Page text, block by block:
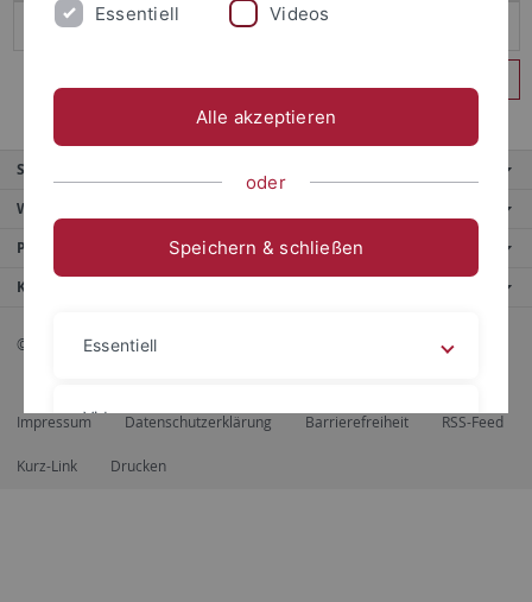
Service
Weitere Angebote
Portale
Kontaktinfo
© 2026 Eberhard Karls Universität Tübingen, Tübingen
Impressum Datenschutzerklärung Barrierefreiheit RSS-Feed
Kurz-Link Drucken
Essentiell Videos
Alle akzeptieren
oder
Speichern & schließen
Essentiell
Videos